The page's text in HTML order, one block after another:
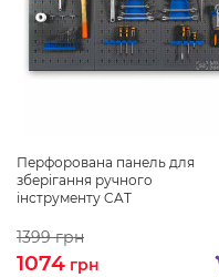
Перфорована панель для
зберігання ручного
інструменту CAT
1399грн
1074 грн